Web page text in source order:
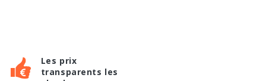
Les prix
transparents les